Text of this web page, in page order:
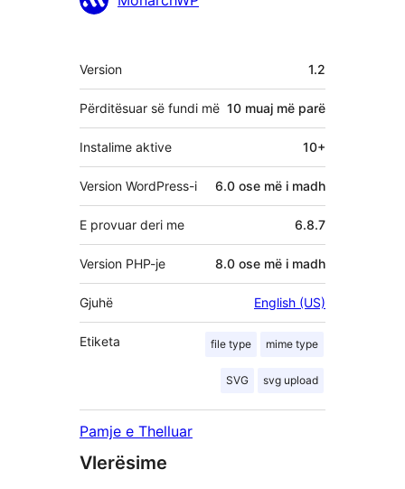
Të
tjera
Version 1.2
Përditësuar së fundi më 10 muaj më parë
Instalime aktive 10+
Version WordPress-i 6.0 ose më i madh
E provuar deri me 6.8.7
Version PHP-je 8.0 ose më i madh
Gjuhë English (US)
Etiketa file type mime type
SVG svg upload
Pamje e Thelluar
Vlerësime